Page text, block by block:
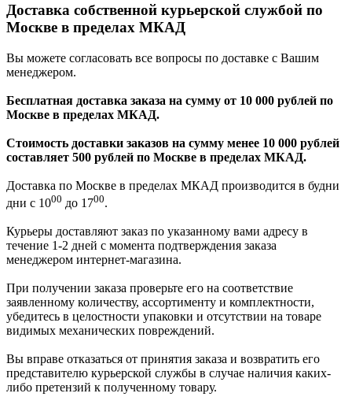
Доставка собственной курьерской службой по
Москве в пределах МКАД
Вы можете согласовать все вопросы по доставке с Вашим
менеджером.
Бесплатная доставка заказа на сумму от 10 000 рублей по
Москве в пределах МКАД.
Стоимость доставки заказов на сумму менее 10 000 рублей
составляет 500 рублей по Москве в пределах МКАД.
Доставка по Москве в пределах МКАД производится в будни
дни с 1000 до 1700.
Курьеры доставляют заказ по указанному вами адресу в
течение 1-2 дней с момента подтверждения заказа
менеджером интернет-магазина.
При получении заказа проверьте его на соответствие
заявленному количеству, ассортименту и комплектности,
убедитесь в целостности упаковки и отсутствии на товаре
видимых механических повреждений.
Вы вправе отказаться от принятия заказа и возвратить его
представителю курьерской службы в случае наличия каких-
либо претензий к полученному товару.